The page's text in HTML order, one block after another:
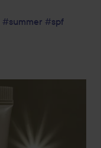
#summer #spf